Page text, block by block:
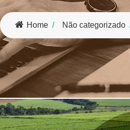
Home Não categorizado